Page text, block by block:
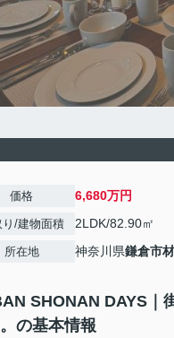
価格 6,680万円
り/建物面積 2LDK/82.90㎡
所在地 神奈川県鎌倉市
SHONAN DAYS｜
の基本情報